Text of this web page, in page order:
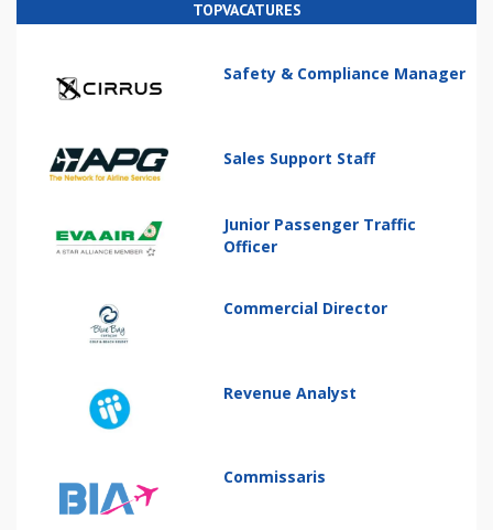
TOPVACATURES
Safety & Compliance Manager
Sales Support Staff
Junior Passenger Traffic
Officer
Commercial Director
Revenue Analyst
Commissaris